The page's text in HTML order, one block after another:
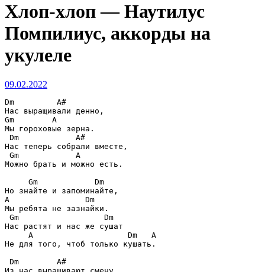
Хлоп-хлоп — Наутилус
Помпилиус, аккорды на
укулеле
09.02.2022
Dm         A#
Gm        A
Мы гороховые зерна.
Dm            A#
Нас теперь собрали вместе,
Gm            A
Можно брать и можно есть.
Gm            Dm
A                Dm
Мы ребята не зазнайки.
Gm                  Dm
Нас растят и нас же сушат
A                    Dm   A
Не для того, чтоб только кушать.
Dm        A#